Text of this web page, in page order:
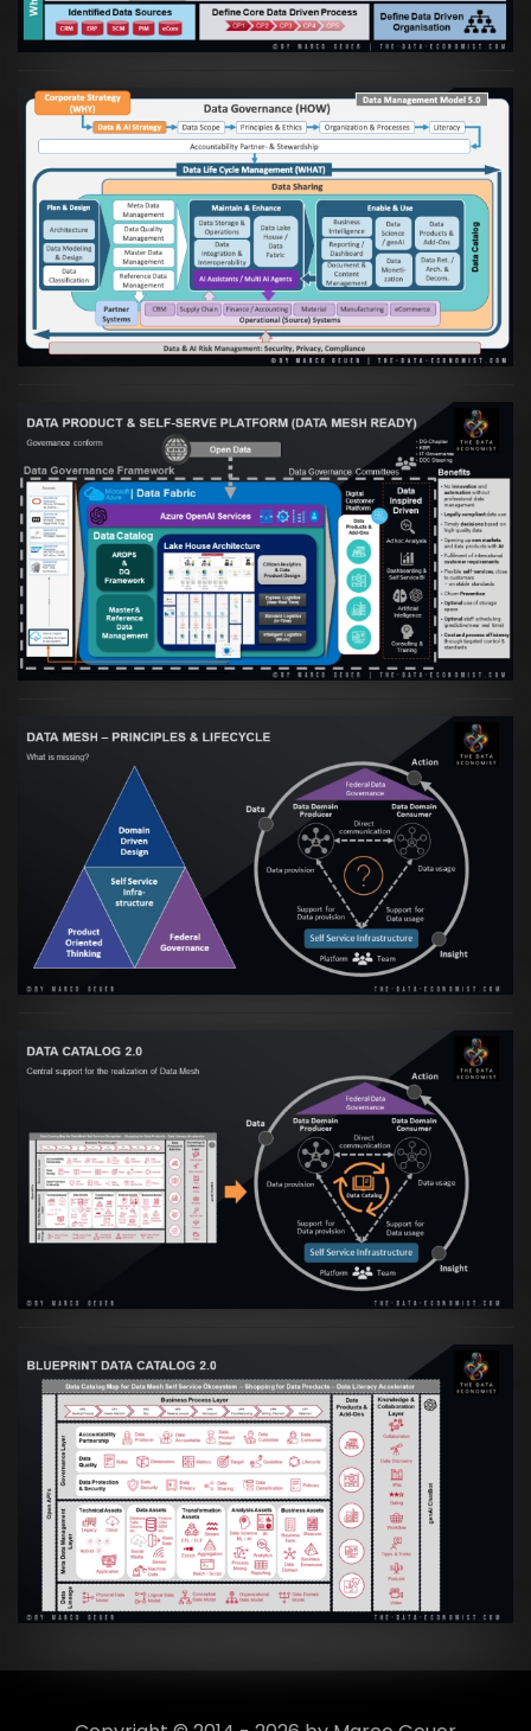
Artikel:Die moderne Architektur für
Daten- und KI-orientierte Unternehmen
VIEW
Artikel:Warum eine Data Governance
orientierte Data Fabric essenziell für
skalierbare qualitative Datenprodukte ist
VIEW
Artikel:Data Mesh Ökosysteme: Die
Transformation zur Data Inspired Human
Culture
VIEW
Artikel:Data Mesh Ökosysteme: Die
Transformation zur Data Inspired Human
Culture
VIEW
Artikel:Data Mesh Ökosysteme: Die
Transformation zur Data Inspired Human
Culture
VIEW